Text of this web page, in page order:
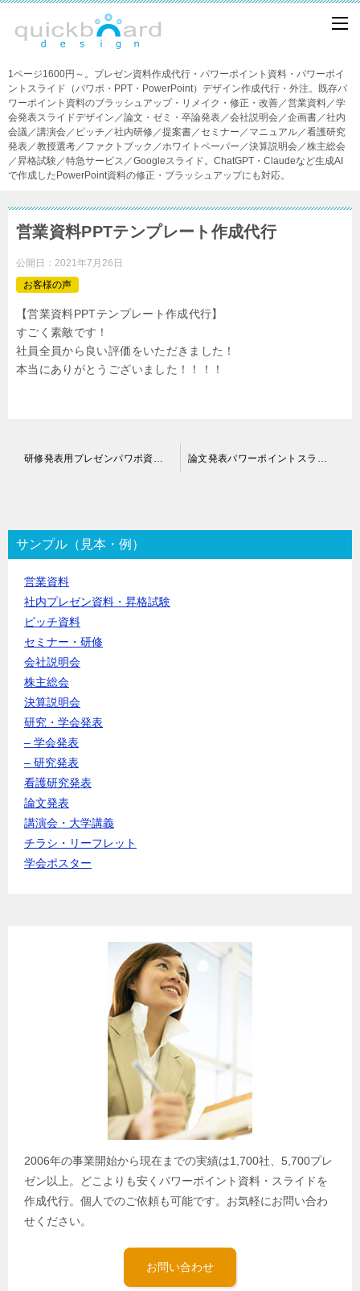
1ページ1600円～。プレゼン資料作成代行・パワーポイント資料・パワーポイ
ントスライド（パワポ・PPT・PowerPoint）デザイン作成代行・外注。既存パ
ワーポイント資料のブラッシュアップ・リメイク・修正・改善／営業資料／学
会発表スライドデザイン／論文・ゼミ・卒論発表／会社説明会／企画書／社内
会議／講演会／ピッチ／社内研修／提案書／セミナー／マニュアル／看護研究
発表／教授選考／ファクトブック／ホワイトペーパー／決算説明会／株主総会
／昇格試験／特急サービス／Googleスライド。ChatGPT・Claudeなど生成AI
で作成したPowerPoint資料の修正・ブラッシュアップにも対応。
営業資料PPTテンプレート作成代行
公開日： 2021年7月26日
お客様の声
【営業資料PPTテンプレート作成代行】
すごく素敵です！
社員全員から良い評価をいただきました！
本当にありがとうございました！！！！
ゲ
ー
シ
サンプル（見本・例）
営業資料
社内プレゼン資料・昇格試験
ピッチ資料
セミナー・研修
会社説明会
株主総会
決算説明会
研究・学会発表
– 学会発表
– 研究発表
看護研究発表
論文発表
講演会・大学講義
チラシ・リーフレット
学会ポスター
2006年の事業開始から現在までの実績は1,700社、5,700プレ
ゼン以上。どこよりも安くパワーポイント資料・スライドを
作成代行。個人でのご依頼も可能です。お気軽にお問い合わ
せください。
お問い合わせ